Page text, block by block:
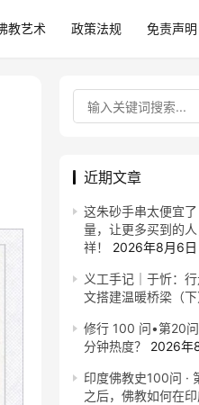
教艺术 政策法规 免责声明
近期文章
这朱砂手串太便宜
量，让更多买到的
祥！
2026年8月6日
义工手记｜于忻：
文搭建温暖桥梁（下
修行 100 问•第20
分钟热度？
2026年
印度佛教史100问 ·
之后，佛教如何在